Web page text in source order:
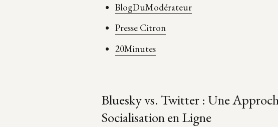
BlogDuModérateur
Presse Citron
20Minutes
Bluesky vs. Twitter : Une
Socialisation en Ligne